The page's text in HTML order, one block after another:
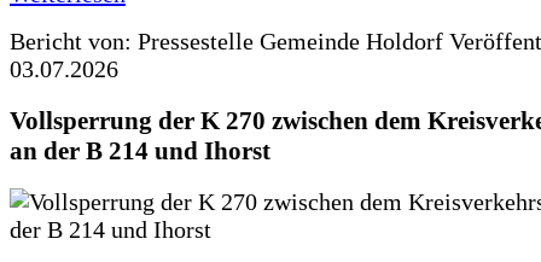
Bericht von: Pressestelle Gemeinde Holdorf
03.07.2026
Vollsperrung der K 270 zwischen dem
an der B 214 und Ihorst